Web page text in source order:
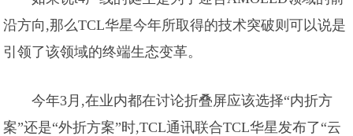
沿方向,那么TCL华星今年所取得的技术突破则可以说是
引领了该领域的终端生态变革。
今年3月,在业内都在讨论折叠屏应该选择“内折方
案”还是“外折方案”时,TCL通讯联合TCL华星发布了“云